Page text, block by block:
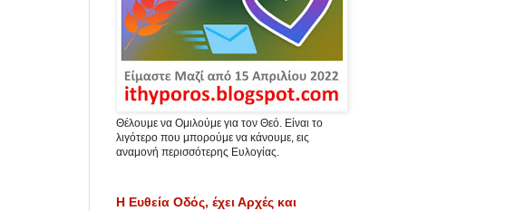
Θέλουμε να Ομιλούμε για τον Θεό. Είναι το
λιγότερο που μπορούμε να κάνουμε, εις
αναμονή περισσότερης Ευλογίας.
Η Ευθεία Οδός, έχει Αρχές και